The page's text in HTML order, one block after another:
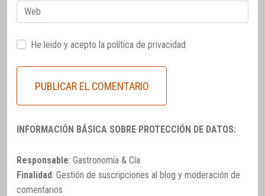
Web
He leido y acepto la política de privacidad
INFORMACIÓN BÁSICA SOBRE PROTECCIÓN DE DATOS:
Responsable: Gastronomía & Cía
Finalidad: Gestión de suscripciones al blog y moderación de
comentarios